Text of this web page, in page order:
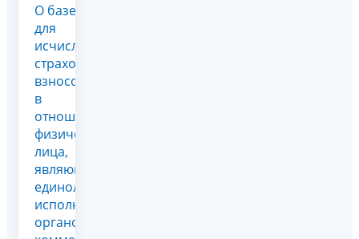
О базе
для
исчисления
страховых
взносов
в
отношении
физического
лица,
являющегося
единоличным
исполнительным
органом